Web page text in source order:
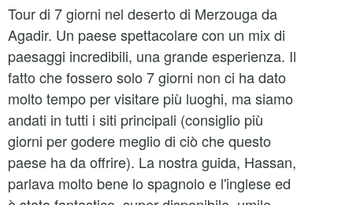
Tour di 7 giorni nel deserto di Merzouga da
Agadir. Un paese spettacolare con un mix di
paesaggi incredibili, una grande esperienza. Il
fatto che fossero solo 7 giorni non ci ha dato
molto tempo per visitare più luoghi, ma siamo
andati in tutti i siti principali (consiglio più
giorni per godere meglio di ciò che questo
paese ha da offrire). La nostra guida, Hassan,
parlava molto bene lo spagnolo e l'inglese ed